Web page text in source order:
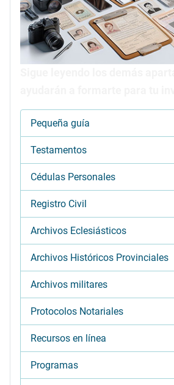
Pequeña guía
Testamentos
Cédulas Personales
Registro Civil
Archivos Eclesiásticos
Archivos Históricos Provinciales
Archivos militares
Protocolos Notariales
Recursos en línea
Programas